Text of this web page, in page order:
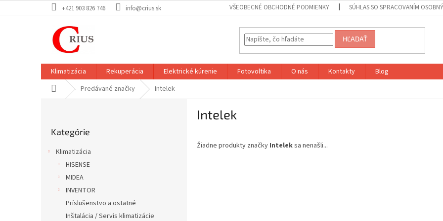
na
+421 903 826 746 info@crius.sk VŠEOBECNÉ OBCHODNÉ PODMIENKY SÚHLAS SO SPRACOVANÍM
HĽADAŤ
Klimatizácia Rekuperácia Elektrické kúrenie Fotovoltika O nás Kontakty
Blog
DomovPredávané značky Intelek
kategórie
Kategórie
Klimatizácia
HISENSE
MIDEA
INVENTOR
Príslušenstvo a ostatné
Inštalácia / Servis klimatizácie
Intelek
Žiadne produkty značky Inteleksa nenašli...